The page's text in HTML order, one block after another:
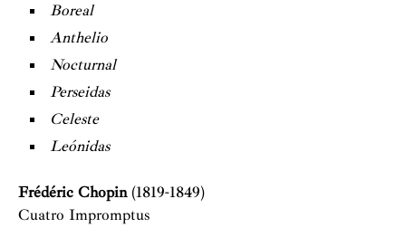
Boreal
Anthelio
Nocturnal
Perseidas
Celeste
Leónidas
Frédéric Chopin (1819-1849)
Cuatro Impromptus